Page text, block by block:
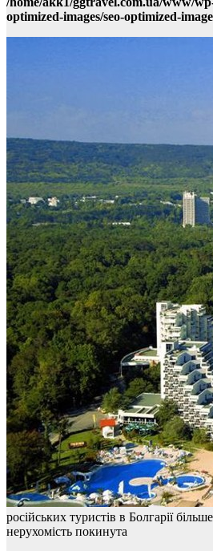
optimized-images/seo-optimized-
російських туристів в Болгарії
нерухомість покинута